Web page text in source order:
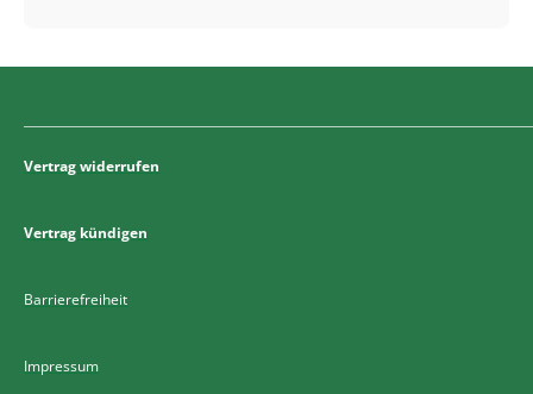
Vertrag widerrufen
Vertrag kündigen
Barrierefreiheit
Impressum